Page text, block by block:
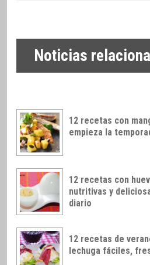
Noticias
12 recetas con
empieza la
12 recetas con
nutritivas y
diario
12 recetas de
lechuga fáciles,